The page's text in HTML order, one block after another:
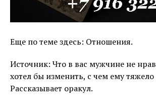
Еще по теме здесь: Отношения.
Источник: Что в вас мужчине не
хотел бы изменить, с чем ему
Рассказывает оракул.